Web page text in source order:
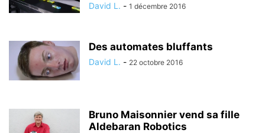
David L. - 1 décembre 2016
Des automates bluffants
David L. - 22 octobre 2016
Bruno Maisonnier vend sa fille
Aldebaran Robotics